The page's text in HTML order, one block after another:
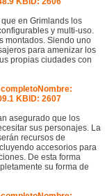
en Grimlands los
y multi-uso.
montados. Siendo uno
para amenizar los
propias ciudades con
asegurado que los
sus personajes. La
recursos de
accesorios para
De esta forma
su forma de